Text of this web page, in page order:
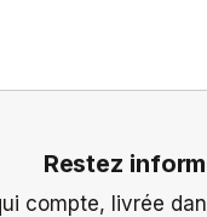
Restez
compte, livrée